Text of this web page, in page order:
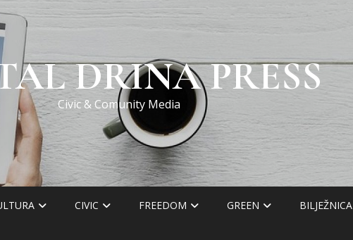
DRINA PRESS
Civic & Comunity Media
CIVIC FREEDOM GREEN BILJEŽNICA